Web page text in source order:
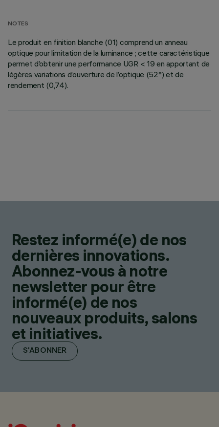
NOTES
Le produit en finition blanche (01) comprend un anneau
optique pour limitation de la luminance ; cette caractéristique
permet d’obtenir une performance UGR < 19 en apportant de
légères variations d’ouverture de l’optique (52°) et de
rendement (0,74).
Restez informé(e) de nos
dernières innovations.
Abonnez-vous à notre
newsletter pour être
informé(e) de nos
nouveaux produits, salons
et initiatives.
S'ABONNER